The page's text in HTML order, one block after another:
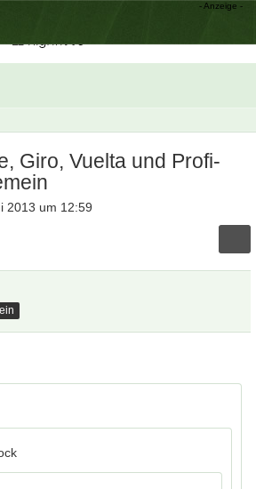
Giro, Vuelta und Profi-
2013 um 12:59